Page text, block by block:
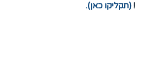
!(תקליקו כאן).